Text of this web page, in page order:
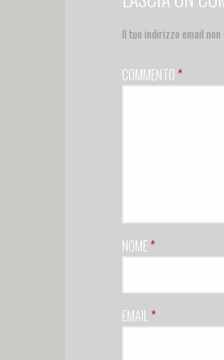
Il tuo indirizzo email non
COMMENTO *
NOME *
EMAIL*